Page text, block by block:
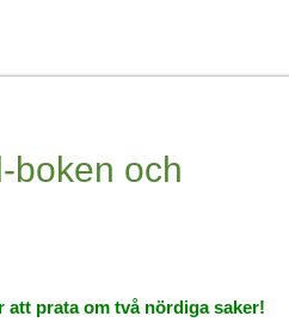
boken och
prata om två nördiga saker!